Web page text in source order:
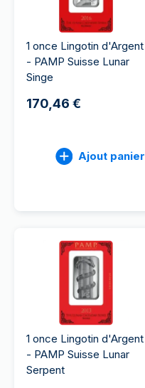
1 once Lingotin d'Argent
- PAMP Suisse Lunar
Singe
170,46 €
Ajout panier
1 once Lingotin d'Argent
- PAMP Suisse Lunar
Serpent